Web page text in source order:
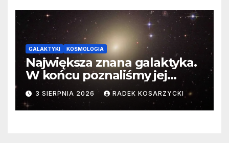
GALAKTYKI KOSMOLOGIA
Największa znana galaktyka.
W końcu poznaliśmy jej
faktyczne wymiary
3 SIERPNIA 2026 RADEK KOSARZYCKI